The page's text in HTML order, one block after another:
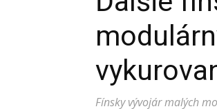
Fínsky vývojár malých